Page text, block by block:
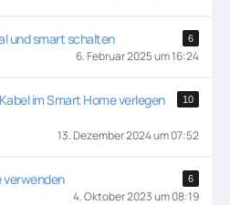
und smart schalten 6
6. Februar 2025 um 16:24
im Smart Home verlegen
10
13. Dezember 2024 um 07:52
verwenden 6
4. Oktober 2023 um 08:19